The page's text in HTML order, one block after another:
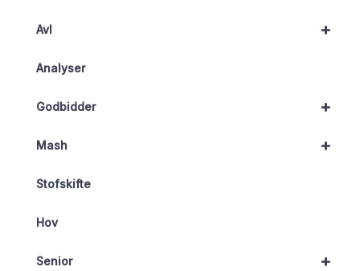
+
Avl
Analyser
+
Godbidder
+
Mash
Stofskifte
Hov
+
Senior